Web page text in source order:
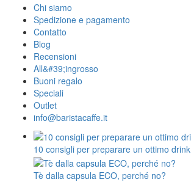
Chi siamo
Spedizione e pagamento
Contatto
Blog
Recensioni
All&#39;ingrosso
Buoni regalo
Speciali
Outlet
info@baristacaffe.it
10 consigli per preparare un ottimo drink
Tè dalla capsula ECO, perché no?